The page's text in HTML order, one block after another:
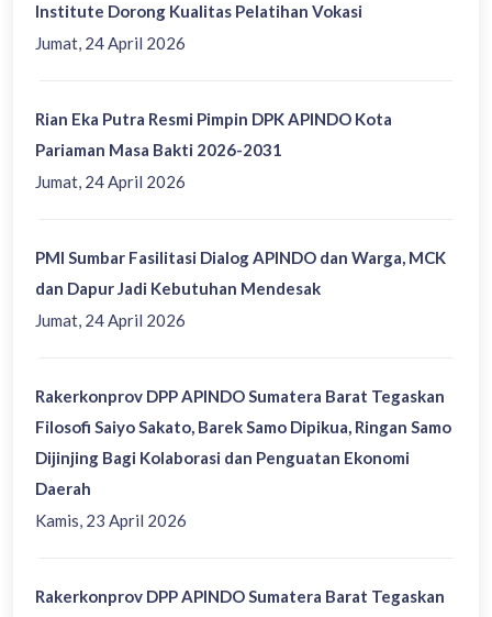
Jumat, 24 April 2026
Institute Dorong Kualitas Pelatihan Vokasi
Jumat, 24 April 2026
Rian Eka Putra Resmi Pimpin DPK APINDO Kota
Pariaman Masa Bakti 2026-2031
Jumat, 24 April 2026
PMI Sumbar Fasilitasi Dialog APINDO dan Warga, MCK
dan Dapur Jadi Kebutuhan Mendesak
Kamis, 23 April 2026
Rakerkonprov DPP APINDO Sumatera Barat Tegaskan
Filosofi Saiyo Sakato, Barek Samo Dipikua, Ringan Samo
Dijinjing Bagi Kolaborasi dan Penguatan Ekonomi
Daerah
Rakerkonprov DPP APINDO Sumatera Barat Tegaskan